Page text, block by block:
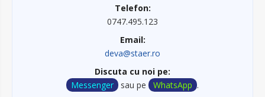
Telefon:
0747.495.123
Email:
deva@staer.ro
Discuta cu noi pe:
Messenger
sau pe WhatsApp .